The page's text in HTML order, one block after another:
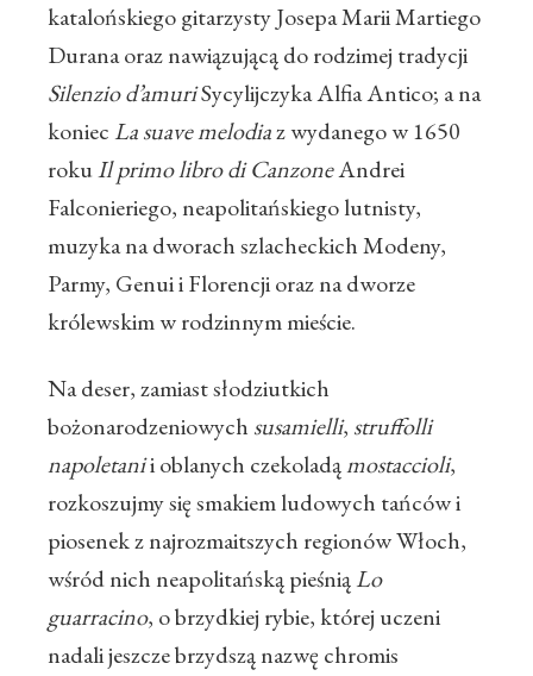
katalońskiego gitarzysty Josepa Marii Martiego
Durana oraz nawiązującą do rodzimej tradycji
Silenzio d’amuriSycylijczyka Alfia Antico; a na
koniecLa suave melodiaz wydanego w 1650
rokuIl primo libro di CanzoneAndrei
Falconieriego, neapolitańskiego lutnisty,
muzyka na dworach szlacheckich Modeny,
Parmy, Genui i Florencji oraz na dworze
królewskim w rodzinnym mieście.
Na deser, zamiast słodziutkich
bożonarodzeniowych susamielli, struffolli
napoletanii oblanych czekoladąmostaccioli,
rozkoszujmy się smakiem ludowych tańców i
piosenek z najrozmaitszych regionów Włoch,
wśród nich neapolitańską pieśniąLo
guarracino, o brzydkiej rybie, której uczeni
nadali jeszcze brzydszą nazwę chromis